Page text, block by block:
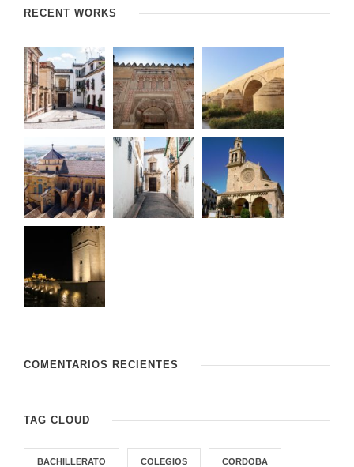
RECENT WORKS
COMENTARIOS RECIENTES
TAG CLOUD
BACHILLERATO COLEGIOS CORDOBA